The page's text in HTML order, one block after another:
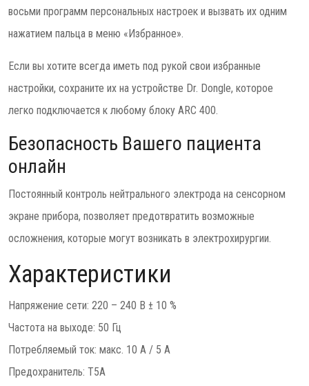
восьми программ персональных настроек и вызвать их одним
нажатием пальца в меню «Избранное».
Если вы хотите всегда иметь под рукой свои избранные
настройки, сохраните их на устройстве Dr. Dongle, которое
легко подключается к любому блоку ARC 400.
Безопасность Вашего пациента
онлайн
Постоянный контроль нейтрального электрода на сенсорном
экране прибора, позволяет предотвратить возможные
осложнения, которые могут возникать в электрохирургии.
Характеристики
Напряжение сети: 220 – 240 В ± 10 %
Частота на выходе: 50 Гц
Потребляемый ток: макс. 10 A / 5 A
Предохранитель: T5A